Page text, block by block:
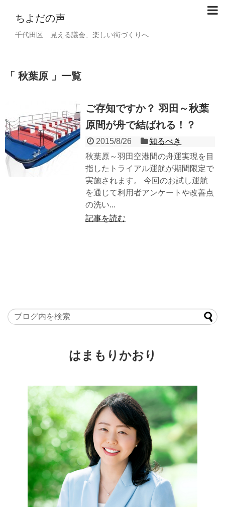
ちよだの声
千代田区 見える議会、楽しい街づくりへ
秋葉原 一覧
ご存知ですか？ 羽田～秋葉
原間が舟で結ばれる！？
2015/8/26
知るべき
秋葉原～羽田空港間の舟運実現を目
指したトライアル運航が期間限定で
実施されます。 今回のお試し運航
を通じて利用者アンケートや改善点
の洗い...
記事を読む
はまもりかおり